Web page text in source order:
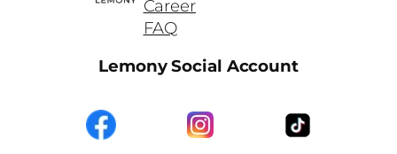
Career
FAQ
Lemony Social Account